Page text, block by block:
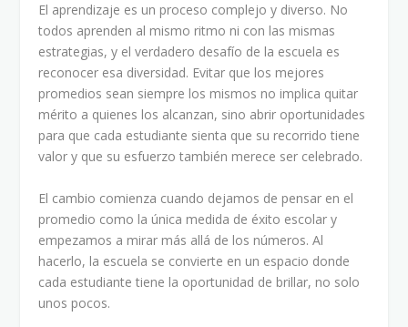
El aprendizaje es un proceso complejo y diverso. No
todos aprenden al mismo ritmo ni con las mismas
estrategias, y el verdadero desafío de la escuela es
reconocer esa diversidad. Evitar que los mejores
promedios sean siempre los mismos no implica quitar
mérito a quienes los alcanzan, sino abrir oportunidades
para que cada estudiante sienta que su recorrido tiene
valor y que su esfuerzo también merece ser celebrado.
El cambio comienza cuando dejamos de pensar en el
promedio como la única medida de éxito escolar y
empezamos a mirar más allá de los números. Al
hacerlo, la escuela se convierte en un espacio donde
cada estudiante tiene la oportunidad de brillar, no solo
unos pocos.